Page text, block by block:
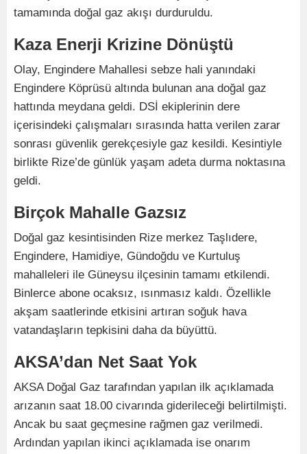
tamamında doğal gaz akışı durduruldu.
Kaza Enerji Krizine Dönüştü
Olay, Engindere Mahallesi sebze hali yanındaki
Engindere Köprüsü altında bulunan ana doğal gaz
hattında meydana geldi. DSİ ekiplerinin dere
içerisindeki çalışmaları sırasında hatta verilen zarar
sonrası güvenlik gerekçesiyle gaz kesildi. Kesintiyle
birlikte Rize’de günlük yaşam adeta durma noktasına
geldi.
Birçok Mahalle Gazsız
Doğal gaz kesintisinden Rize merkez Taşlıdere,
Engindere, Hamidiye, Gündoğdu ve Kurtuluş
mahalleleri ile Güneysu ilçesinin tamamı etkilendi.
Binlerce abone ocaksız, ısınmasız kaldı. Özellikle
akşam saatlerinde etkisini artıran soğuk hava
vatandaşların tepkisini daha da büyüttü.
AKSA’dan Net Saat Yok
AKSA Doğal Gaz tarafından yapılan ilk açıklamada
arızanın saat 18.00 civarında giderileceği belirtilmişti.
Ancak bu saat geçmesine rağmen gaz verilmedi.
Ardından yapılan ikinci açıklamada ise onarım